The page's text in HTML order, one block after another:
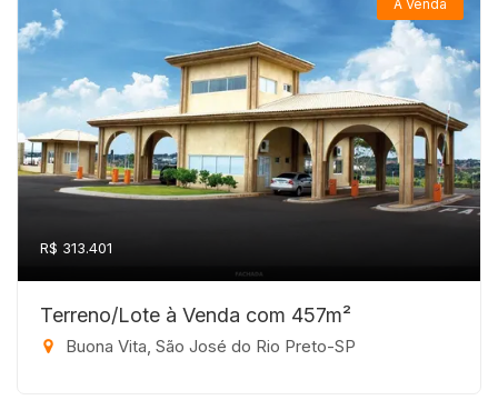
À Venda
R$ 313.401
Terreno/Lote à Venda com 457m²
Buona Vita, São José do Rio Preto-SP